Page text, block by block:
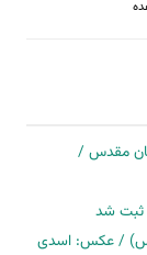
مقدس /
ثبت شد
(س) / عکس: اسدی